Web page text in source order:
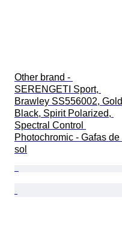
Other brand -
SERENGETI Sport,
Brawley SS556002, Gold
Black, Spirit Polarized,
Spectral Control
Photochromic - Gafas de
sol